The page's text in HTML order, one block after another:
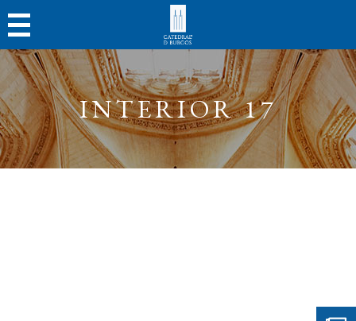
INTERIOR 17